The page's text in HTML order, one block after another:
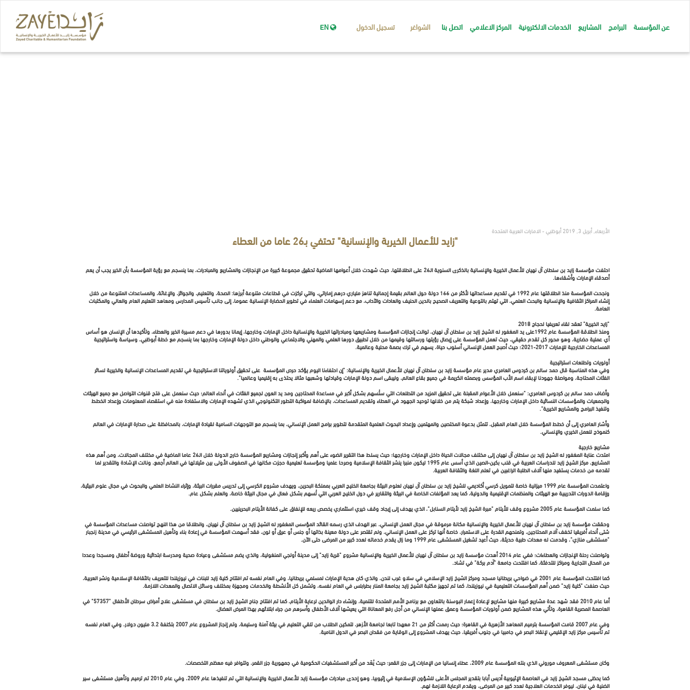
عن المؤسسة البرامج المشاريع الخدمات الالكترونية المركز الاعلامي اتصل بنا الشواغر تسجيل الدخول
الأربعاء, أبريل 3, 2019 أبوظبي - الامارات العربية المتحدة "زايد للأعمال الخيرية والإنسانية" تحتفي بـ26 عاما من العطاء
احتفت مؤسسة زايد بن سلطان آل نهيان للأعمال الخيرية والإنسانية بالذكرى السنوية الـ26 على انطلاقتها، حيث شهدت خلال أعوامها الماضية تحقيق مجموعة كبيرة من الإنجازات والمشاريع والمبادرات، بما ينسجم مع رؤية المؤسسة بأن الخير يجب أن يعم
أصدقاء الإمارات وأشقاءها.
ونجحت المؤسسة منذ انطلاقتها عام 1992 في تقديم مساعداتها لأكثر من 166 دولة حول العالم بقيمة إجمالية تناهز ملياري درهم إماراتي، والتي تركزت في قطاعات متنوعة أبرزها: الصحة، والتعليم، والجوائز، والإغاثة، والمساعدات المتنوعة من خلال
إنشاء المراكز الثقافية والإنسانية والبحث العلمي، التي تهتم بالتوعية والتعريف الصحيح بالدين الحنيف والعادات والآداب، مع دعم إسهامات العلماء في تطوير الحضارة الإنسانية عموما، إلى جانب تأسيس المدارس ومعاهد التعليم العام والعالي والمكتبات
العامة.
"زايد الخيرية" تعقد لقاء تعريفيا لحجاج 2018
ومنذ انطلاقة المؤسسة عام 1992على يد المغفور له الشيخ زايد بن سلطان آل نهيان، توالت إنجازات المؤسسة ومشاريعها ومبادراتها الخيرية والإنسانية داخل الإمارات وخارجها، إيمانا بدورها في دعم مسيرة الخير والعطاء، وتأكيدها أن الإنسان هو أساس
أي عملية حضارية، وهو محور كل تقدم حقيقي، حيث تعمل المؤسسة على إيصال رؤيتها ورسالتها وقيمها من خلال تطبيق دورها العلمي والمهني والاجتماعي والوطني داخل دولة الإمارات وخارجها بما ينسجم مع خطة أبوظبي، وسياسة واستراتيجية
المساعدات الخارجية للإمارات 2017-2021؛ حيث أصبح العمل الإنساني أسلوب حياة، يسهم في ترك بصمة محلية وعالمية.
أولويات وتطلعات استراتيجية
وفي هذه المناسبة قال حمد سالم بن كردوس العامري مدير عام مؤسسة زايد بن سلطان آل نهيان للأعمال الخيرية والإنسانية: "إن احتفاءنا اليوم يؤكد حرص المؤسسة على تحقيق أولوياتنا الاستراتيجية في تقديم المساعدات الإنسانية والخيرية لسائر
الفئات المحتاجة، ومواصلة جهودنا لإبقاء اسم الأب المؤسس وبصمته الكريمة في جميع بقاع العالم، وليبقى اسم دولة الإمارات وقيادتها وشعبها مثالا يحتذى به إقليميا وعالميا".
وأضاف حمد سالم بن كردوس العامري: "سنعمل خلال الأعوام المقبلة على تحقيق المزيد من التطلعات التي ستُسهم بشكل أكبر في مساعدة المحتاجين ومد يد العون لجميع الفئات في أنحاء العالم؛ حيث سنعمل على فتح قنوات التواصل مع جميع الهيئات
والجمعيات والمؤسسات النسائية داخل الإمارات وخارجها، وإعداد شبكة يتم من خلالها توحيد الجهود في العطاء وتقديم المساعدات، بالإضافة لمواكبة التطور التكنولوجي الذي تشهده الإمارات والاستفادة منه في استقصاء المعلومات وإعداد الخطط
وتنفيذ البرامج والمشاريع الخيرية".
وأشار العامري إلى أن خطط المؤسسة خلال العام المقبل، تتمثل بدعوة المختصين والمهتمين وإعداد البحوث العلمية المتقدمة لتطوير برامج العمل الإنساني، بما ينسجم مع التوجهات السامية لقيادة الإمارات، بالمحافظة على صدارة الإمارات في العالم
كنموذج للعمل الخيري والإنساني.
مشاريع خارجية
امتدت عناية المغفور له الشيخ زايد بن سلطان آل نهيان إلى مختلف مجالات الحياة داخل الإمارات وخارجها؛ حيث يسلط هذا التقرير الضوء على أهم وأكبر إنجازات ومشاريع المؤسسة خارج الدولة خلال الـ26 عاما الماضية في مختلف المجالات، ومن أهم هذه
المشاريع، مركز الشيخ زايد للدراسات العربية في قلب بكين-الصين الذي أسس عام 1995 ليكون منبرا ينشر الثقافة الإسلامية وصرحا علميا ومؤسسة تعليمية حجزت مكانها في الصفوف الأولى بين مثيلاتها في العالم أجمع، ونالت الإشادة والتقدير لما
تقدمه من خدمات يستفيد منها آلاف الطلبة الراغبين في تعلم اللغة والثقافة العربية.
واعتمدت المؤسسة عام 1999 ميزانية خاصة لتمويل كرسي أكاديمي للشيخ زايد بن سلطان آل نهيان لعلوم البيئة بجامعة الخليج العربي بمملكة البحرين، ويهدف مشروع الكرسي إلى تدريس مقررات البيئة، وإثراء النشاط العلمي والبحوث في مجال علوم البيئية،
وإقامة الدورات التدريبية مع الهيئات والمنظمات الإقليمية والدولية، كما يعد المؤلفات الخاصة في البيئة والتقارير في دول الخليج العربي التي تُسهم بشكل فعال في مجال البيئة خاصة، والعلم بشكل عام.
كما سلمت المؤسسة عام 2005 مشروع وقف للأيتام "مبرة الشيخ زايد لأيتام السنابل"، الذي يهدف إلى إيجاد وقف خيري استثماري يخصص ريعه للإنفاق على كفالة الأيتام البحرينيين.
وحققت مؤسسة زايد بن سلطان آل نهيان للأعمال الخيرية والإنسانية مكانة مرموقة في مجال العمل الإنساني، عبر الهدف الذي رسمه القائد المؤسس المغفور له الشيخ زايد بن سلطان آل نهيان، وانطلاقا من هذا النهج تواصلت مساعدات المؤسسة في
شتى أنحاء أفريقيا تخفف آلام المحتاجين، وتمنحهم القدرة على الاستمرار، خاصة أنها تركز على العمل الإنساني، ولم تقتصر على دولة معينة بذاتها أو جنس أو عرق أو لون، فقد أسهمت المؤسسة في إعادة بناء وتأهيل المستشفى الرئيسي في مدينة زنجبار
"مستشفى منازي"، وقدمت له معدات طبية حديثة، حيث أعيد تشغيل المستشفى عام 1999 وما زال يقدم خدماته لعدد كبير من المرضى حتى الآن.
وتواصلت رحلة الإنجازات والعطاءات؛ ففي عام 2014 أهدت مؤسسة زايد بن سلطان آل نهيان للأعمال الخيرية والإنسانية مشروع "قرية زايد" إلى مدينة أولجي المنغولية، والذي يضم مستشفى وعيادة صحية ومدرسة ابتدائية وروضة أطفال ومسجدا وعددا
من المحال التجارية ومراكز للتدفئة، كما افتتحت جامعة "آدم بركة" في تشاد.
كما افتتحت المؤسسة عام 2001 في ضواحي بريطانيا مسجد ومركز الشيخ زايد الإسلامي في سلاو غرب لندن، والذي كان هدية الإمارات لمسلمي بريطانيا، وفي العام نفسه تم افتتاح كلية زايد للبنات في نيوزيلندا للتعريف بالثقافة الإسلامية ونشر العربية،
حيث صنفت "كلية زايد" ضمن أهم المؤسسات التعليمية في نيوزيلندا، كما تم تجهيز مكتبة الشيخ زايد بجامعة المنار بطرابلس في العام نفسه، وتشمل كل الأنشطة والخدمات ومجهزة بمختلف وسائل الاتصال والمعدات اللازمة.
أما عام 2010 فقد شهد عدة مشاريع كبيرة منها مشاريع لإعادة إعمار البوسنة بالتعاون مع برنامج الأمم المتحدة للتنمية، وإنشاء دار الوالدين لرعاية الأيتام، كما تم افتتاح جناح الشيخ زايد بن سلطان في مستشفى علاج أمراض سرطان الأطفال "57357" في
العاصمة المصرية القاهرة، وتأتي هذه المشاريع ضمن أولويات المؤسسة وعمق عملها الإنساني من أجل رفع المعاناة التي يعيشها آلاف الأطفال وأسرهم من جراء ابتلائهم بهذا المرض العضال.
وفي عام 2007 قامت المؤسسة بترميم المعاهد الأزهرية في القاهرة؛ حيث رممت أكثر من 21 معهدا تابعا لجامعة الأزهر، لتمكين الطلاب من تلقي التعليم في بيئة آمنة وسليمة، وتم إنجاز المشروع عام 2007 بتكلفة 3.2 مليون دولار، وفي العام نفسه
تم تأسيس مركز زايد الإقليمي لإنقاذ البصر في جامبيا في جنوب أفريقيا، حيث يهدف المشروع إلى الوقاية من فقدان البصر في الدول النامية.
وكان مستشفى المعروف موروني الذي بنته المؤسسة عام 2009، عطاء إنسانيا من الإمارات إلى جزر القمر؛ حيث يُعَد من أكبر المستشفيات الحكومية في جمهورية جزر القمر، وتتوافر فيه معظم التخصصات.
كما يحظى مسجد الشيخ زايد في العاصمة الإثيوبية أديس أبابا بتقدير المجلس الأعلى للشؤون الإسلامية في إثيوبيا، وهو إحدى مبادرات مؤسسة زايد للأعمال الخيرية والإنسانية التي تم تنفيذها عام 2009، وفي عام 2010 تم ترميم وتأهيل مستشفى سير
الضنية في لبنان، ليوفر الخدمات العلاجية لعدد كبير من المرضى، ويقدم الرعاية اللازمة لهم.